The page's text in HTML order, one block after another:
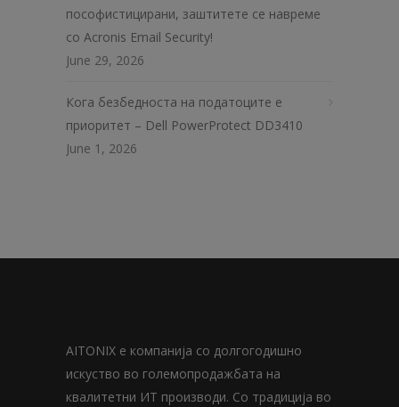
пософистицирани, заштитете се навреме
со Acronis Email Security!
June 29, 2026
Кога безбедноста на податоците е
приоритет – Dell PowerProtect DD3410
June 1, 2026
AITONIX е компанија со долгогодишно
искуство во големопродажбата на
квалитетни ИТ производи. Со традиција во